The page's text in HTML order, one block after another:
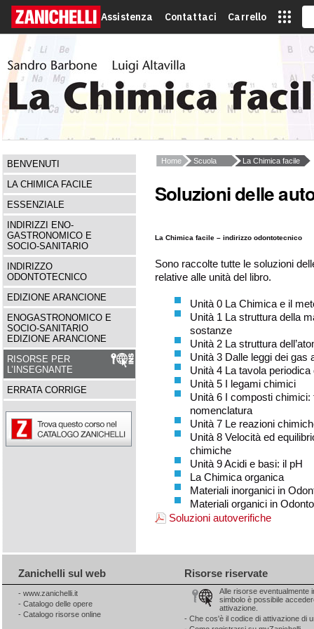
Assistenza Contattaci Carrello
BENVENUTI
LA CHIMICA FACILE
ESSENZIALE
INDIRIZZI ENO-
GASTRONOMICO E
SOCIO-SANITARIO
INDIRIZZO
ODONTOTECNICO
EDIZIONE ARANCIONE
ENOGASTRONOMICO E
SOCIO-SANITARIO
EDIZIONE ARANCIONE
RISORSE PER
L’INSEGNANTE
ERRATA CORRIGE
Home Scuola La Chimica facile
Soluzioni delle
La Chimica facile – indirizzo odontotecnico
Sono raccolte tutte le soluzioni
relative alle unità del libro.
Unità 0 La Chimica e il
Unità 1 La struttura della
sostanze
Unità 2 La struttura
Unità 3 Dalle leggi dei gas
Unità 4 La tavola periodica
Unità 5 I legami chimici
Unità 6 I composti
nomenclatura
Unità 7 Le reazioni
Unità 8 Velocità ed
chimiche
Unità 9 Acidi e basi: il pH
La Chimica organica
Materiali inorganici in
Materiali organici in
Soluzioni autoverifiche
Zanichelli sul web Risorse riservate
- www.zanichelli.it
- Catalogo delle opere
- Catalogo risorse online
Alle risorse eventualmente
simbolo è possibile
attivazione.
- Che cos'è il codice di attivazione di